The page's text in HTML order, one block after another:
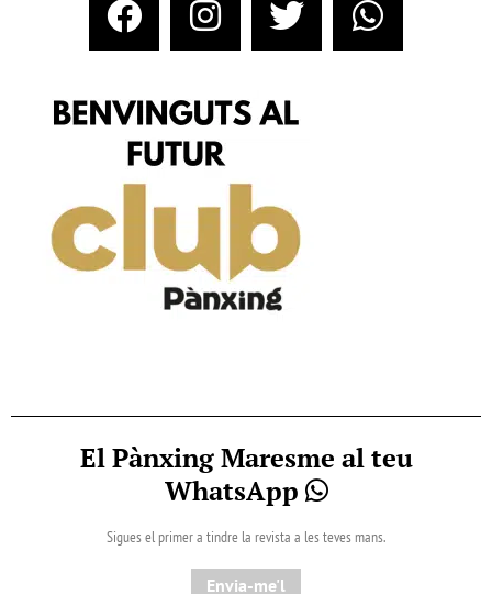
El Pànxing Maresme al teu
WhatsApp
Sigues el primer a tindre la revista a les teves mans.
Envia-me'l